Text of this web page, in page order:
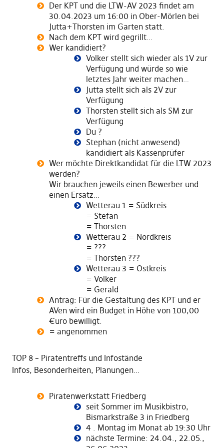
Der KPT und die LTW-AV 2023 findet am
30.04.2023 um 16:00 in Ober-Mörlen bei
Jutta+Thorsten im Garten statt.
Nach dem KPT wird gegrillt…
Wer kandidiert?
Volker stellt sich wieder als 1V zur
Verfügung und würde so wie
letztes Jahr weiter machen…
Jutta stellt sich als 2V zur
Verfügung
Thorsten stellt sich als SM zur
Verfügung
Du ?
Stephan (nicht anwesend)
kandidiert als Kassenprüfer
Wer möchte Direktkandidat für die LTW 2023
werden?
Wir brauchen jeweils einen Bewerber und
einen Ersatz…
Wetterau 1 = Südkreis
= Stefan
= Thorsten
Wetterau 2 = Nordkreis
= ???
= Thorsten ???
Wetterau 3 = Ostkreis
= Volker
= Gerald
Antrag: Für die Gestaltung des KPT und er
AVen wird ein Budget in Höhe von 100,00
€uro bewilligt.
= angenommen
TOP 8 – Piratentreffs und Infostände
Infos, Besonderheiten, Planungen…
Piratenwerkstatt Friedberg
seit Sommer im Musikbistro,
Bismarkstraße 3 in Friedberg
4 . Montag im Monat ab 19:30 Uhr
nächste Termine: 24.04., 22.05.,